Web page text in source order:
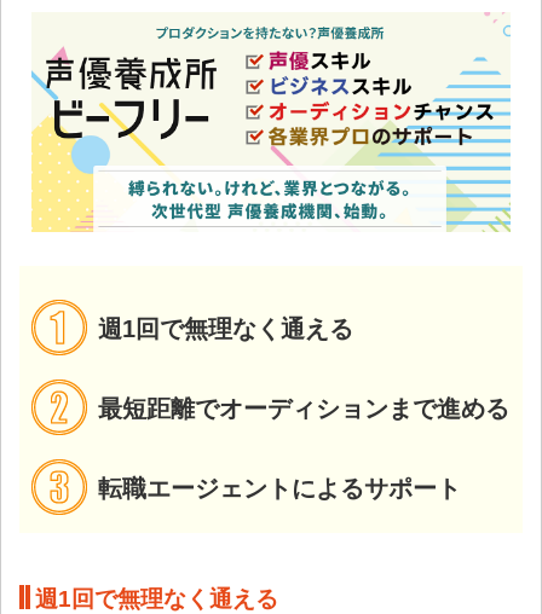
週1回で無理なく通える
最短距離でオーディションまで進める
転職エージェントによるサポート
週1回で無理なく通える